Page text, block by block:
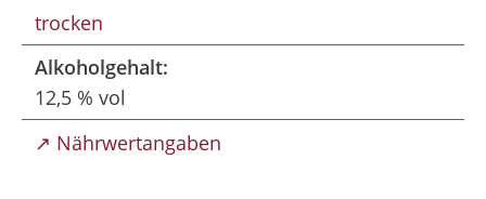
trocken
Alkoholgehalt:
12,5 % vol
↗ Nährwertangaben